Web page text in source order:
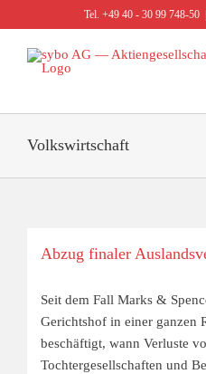
Inhalt
springen
Tel. +49 40 - 30 99 748-50
Volkswirtschaft
Abzug finaler
Seit dem Fall Marks &
Gerichtshof in einer ganzen
beschäftigt, wann Verluste
Tochtergesellschaften und